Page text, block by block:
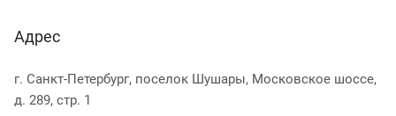
Адрес
г. Санкт-Петербург, поселок Шушары, Московское шоссе,
д. 289, стр. 1